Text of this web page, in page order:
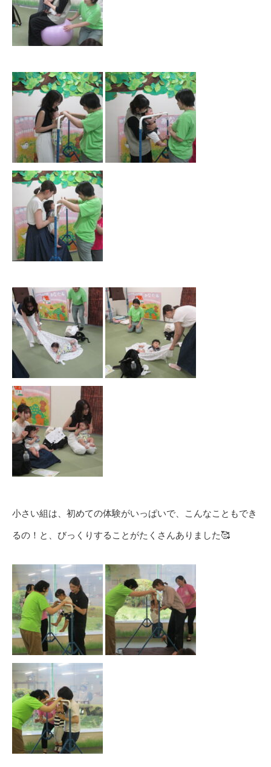
小さい組は、初めての体験がいっぱいで、こんなこともでき
るの！と、びっくりすることがたくさんありました🥰